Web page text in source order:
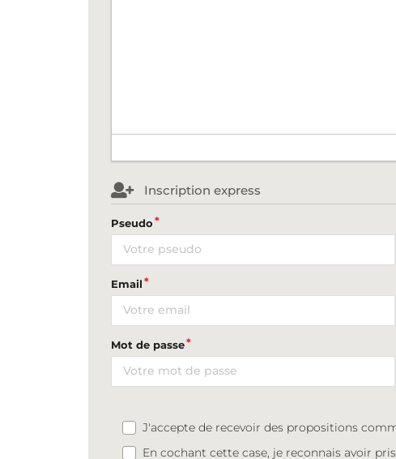
Inscription express
Pseudo
Email
Mot de passe
J'accepte de recevoir des propositions
En cochant cette case, je reconnais avoir